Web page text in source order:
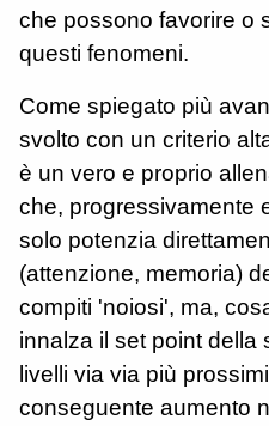
che possono favorire o
questi fenomeni.
Come spiegato più
svolto con un criterio
è un vero e proprio
che, progressivamente
solo potenzia
(attenzione, memoria)
compiti 'noiosi', ma,
innalza il set point della
livelli via via più
conseguente aumento